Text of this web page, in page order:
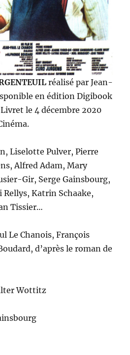
réalisé par Jean-
en édition Digibook
le 4 décembre 2020
Liselotte Pulver, Pierre
Alfred Adam, Mary
Gir, Serge Gainsbourg,
Rellys, Katrin Schaake,
Tissier…
Le Chanois, François
d’après le roman de
Wottitz